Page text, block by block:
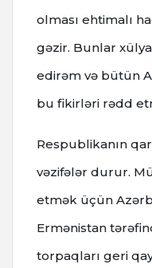
olması ehtimalı
gəzir. Bunlar
edirəm və bütün
bu fikirləri rədd
Respublikanın
vəzifələr durur.
etmək üçün
Ermənistan
torpaqları geri